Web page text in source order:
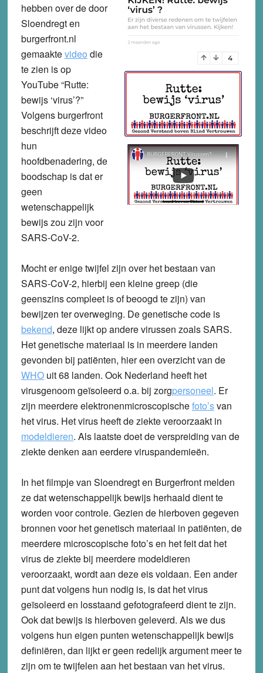
hebben over de door
Sloendregt en
burgerfront.nl
gemaaktevideo die
te zien is op
YouTube “Rutte:
bewijs ‘virus’?”
Volgens burgerfront
beschrijft deze video
hun
hoofdbenadering, de
boodschap is dat er
geen
wetenschappelijk
bewijs zou zijn voor
SARS-CoV-2.
Mocht er enige twijfel zijn over het bestaan van
SARS-CoV-2, hierbij een kleine greep (die
geenszins compleet is of beoogd te zijn) van
bewijzen ter overweging. De genetische code is
bekend, deze lijkt op andere virussen zoals SARS.
Het genetische materiaal is in meerdere landen
gevonden bij patiënten, hier een overzicht van de
WHOuit 68 landen. Ook Nederland heeft het
virusgenoom geïsoleerd o.a. bij zorgpersoneel. Er
zijn meerdere elektronenmicroscopischefoto’svan
het virus. Het virus heeft de ziekte veroorzaakt in
modeldieren. Als laatste doet de verspreiding van de
ziekte denken aan eerdere viruspandemieën.
In het filmpje van Sloendregt en Burgerfront melden
ze dat wetenschappelijk bewijs herhaald dient te
worden voor controle. Gezien de hierboven gegeven
bronnen voor het genetisch materiaal in patiënten, de
meerdere microscopische foto’s en het feit dat het
virus de ziekte bij meerdere modeldieren
veroorzaakt, wordt aan deze eis voldaan. Een ander
punt dat volgens hun nodig is, is dat het virus
geïsoleerd en losstaand gefotografeerd dient te zijn.
Ook dat bewijs is hierboven geleverd. Als we dus
volgens hun eigen punten wetenschappelijk bewijs
definiëren, dan lijkt er geen redelijk argument meer te
zijn om te twijfelen aan het bestaan van het virus.